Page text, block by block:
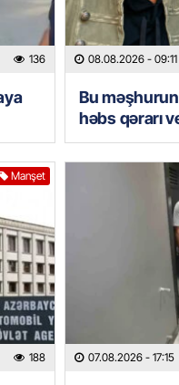
136 08.08.2026 - 09:11
Bu məşhurun
həbs qərarı
Manşet
188 07.08.2026 - 17:15